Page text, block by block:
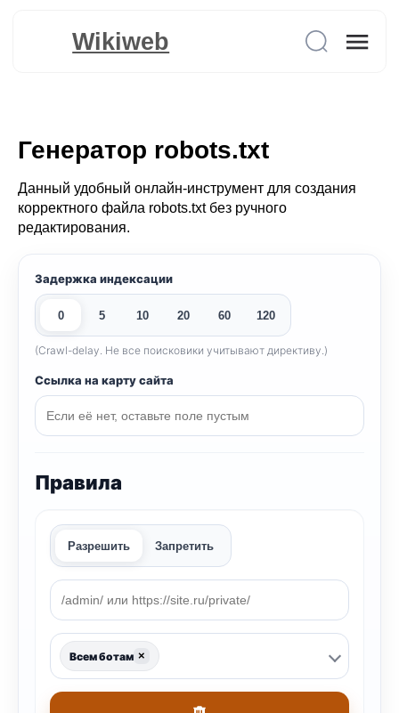
Wikiweb
Генератор robots.txt
Данный удобный онлайн-инструмент для создания
корректного файла robots.txt без ручного
редактирования.
Задержка индексации
0 5 10 20 60 120
(Crawl-delay. Не все поисковики учитывают директиву.)
Ссылка на карту сайта
Правила
Разрешить Запретить
Всем ботам ×